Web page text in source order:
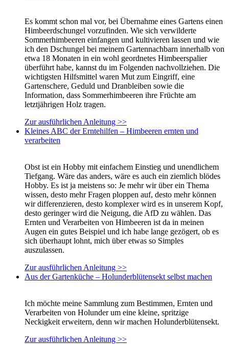
Es kommt schon mal vor, bei Übernahme eines Gartens einen
Himbeerdschungel vorzufinden. Wie sich verwilderte
Sommerhimbeeren einfangen und kultivieren lassen und wie
ich den Dschungel bei meinem Gartennachbarn innerhalb von
etwa 18 Monaten in ein wohl geordnetes Himbeerspalier
überführt habe, kannst du im Folgenden nachvollziehen. Die
wichtigsten Hilfsmittel waren Mut zum Eingriff, eine
Gartenschere, Geduld und Dranbleiben sowie die
Information, dass Sommerhimbeeren ihre Früchte am
letztjährigen Holz tragen.
Zur ausführlichen Anleitung >>
Kleines ABC der Erntehilfen – Himbeeren ernten und
verarbeiten
Obst ist ein Hobby mit einfachem Einstieg und unendlichem
Tiefgang. Wäre das anders, wäre es auch ein ziemlich blödes
Hobby. Es ist ja meistens so: Je mehr wir über ein Thema
wissen, desto mehr Fragen ploppen auf, desto mehr können
wir differenzieren, desto komplexer wird es in unserem Kopf,
desto geringer wird die Neigung, die AfD zu wählen. Das
Ernten und Verarbeiten von Himbeeren ist da in meinen
Augen ein gutes Beispiel und ich habe lange gezögert, ob es
sich überhaupt lohnt, mich über etwas so Simples
auszulassen.
Zur ausführlichen Anleitung >>
Aus der Gartenküche – Holunderblütensekt selbst machen
Ich möchte meine Sammlung zum Bestimmen, Ernten und
Verarbeiten von Holunder um eine kleine, spritzige
Neckigkeit erweitern, denn wir machen Holunderblütensekt.
Zur ausführlichen Anleitung >>